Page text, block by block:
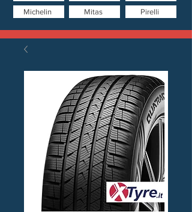
Mitas Pirelli
Michelin